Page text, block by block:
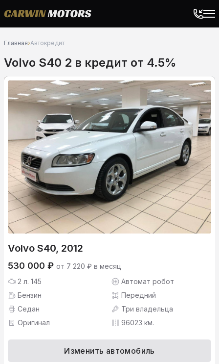
Главная›Автокредит
Volvo S40 2 в кредит от 4.5%
Volvo S40, 2012
530 000 ₽ от 7 220 ₽ в месяц
2 л. 145
Автомат робот
Бензин
Передний
Седан
Три владельца
Оригинал
96023 км.
Изменить автомобиль